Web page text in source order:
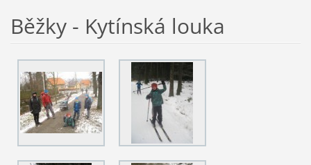
Běžky - Kytínská louka